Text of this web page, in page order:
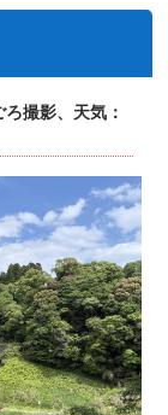
撮影、天気：